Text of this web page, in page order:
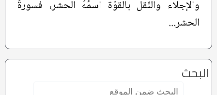
والإجلاء والنّقل بالقوّة اسمُهُ الحشر، فسورةُ
الحشر...
البحث